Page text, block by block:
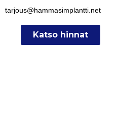
tarjous@hammasimplantti.net
Katso hinnat